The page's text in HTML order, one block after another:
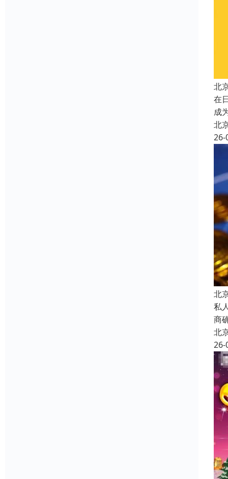
北
在
成
北
26-
北
私
商
北
26-